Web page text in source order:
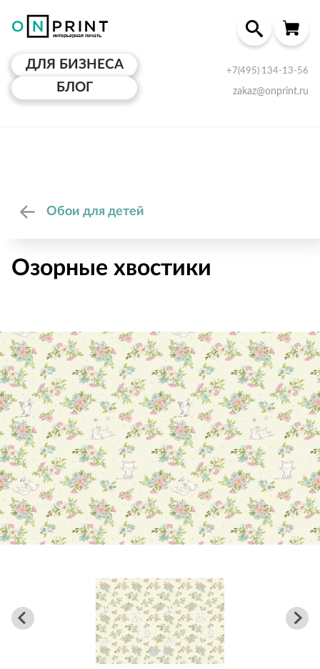
ДЛЯ БИЗНЕСА
БЛОГ
+7(495) 134-13-56
zakaz@onprint.ru
Обои для детей
Озорные хвостики